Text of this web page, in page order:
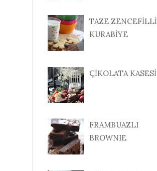
TAZE ZENCEFİLLİ
KURABİYE
ÇİKOLATA KASESİ
FRAMBUAZLI
BROWNIE